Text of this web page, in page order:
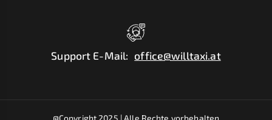
Support E-Mail: office@willtaxi.at